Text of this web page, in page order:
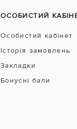
ОСОБИСТИЙ
Особистий кабінет
Історія замовлень
Закладки
Бонусні бали